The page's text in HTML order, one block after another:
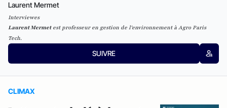
Laurent Mermet
Interviewes
Laurent Mermetest professeur en gestion de l'environnement à Agro Paris
Tech.
SUIVRE
CLIMAX